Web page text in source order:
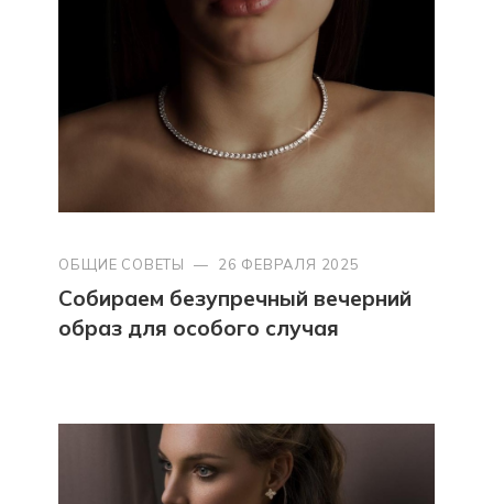
ОБЩИЕ СОВЕТЫ — 26 ФЕВРАЛЯ 2025
Собираем безупречный вечерний
образ для особого случая